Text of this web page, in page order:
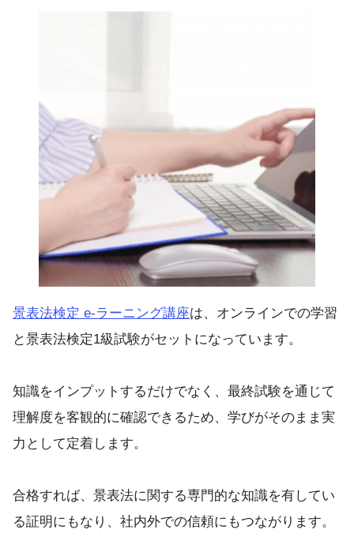
景表法検定 e-ラーニング講座は、オンラインでの学習
と景表法検定1級試験がセットになっています。
知識をインプットするだけでなく、最終試験を通じて
理解度を客観的に確認できるため、学びがそのまま実
力として定着します。
合格すれば、景表法に関する専門的な知識を有してい
る証明にもなり、社内外での信頼にもつながります。